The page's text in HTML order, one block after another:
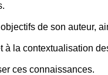
de son auteur,
à la contextualisation
ces connaissances.